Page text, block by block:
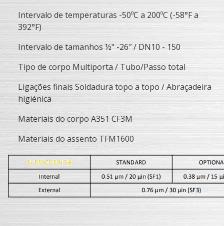
Intervalo de temperaturas -50ºC a 200ºC (-58°F a
392°F)
Intervalo de tamanhos ½" -26″ / DN10 - 150
Tipo de corpo Multiporta / Tubo/Passo total
Ligações finais Soldadura topo a topo / Abraçadeira
higiénica
Materiais do corpo A351 CF3M
Materiais do assento TFM1600